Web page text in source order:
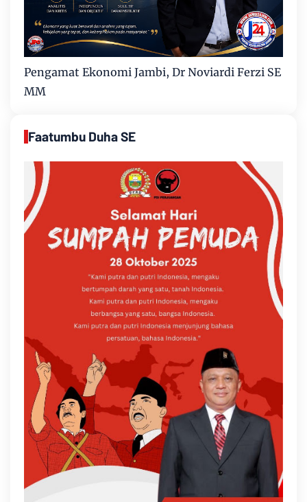
Pengamat Ekonomi Jambi, Dr Noviardi Ferzi SE
MM
Faatumbu Duha SE